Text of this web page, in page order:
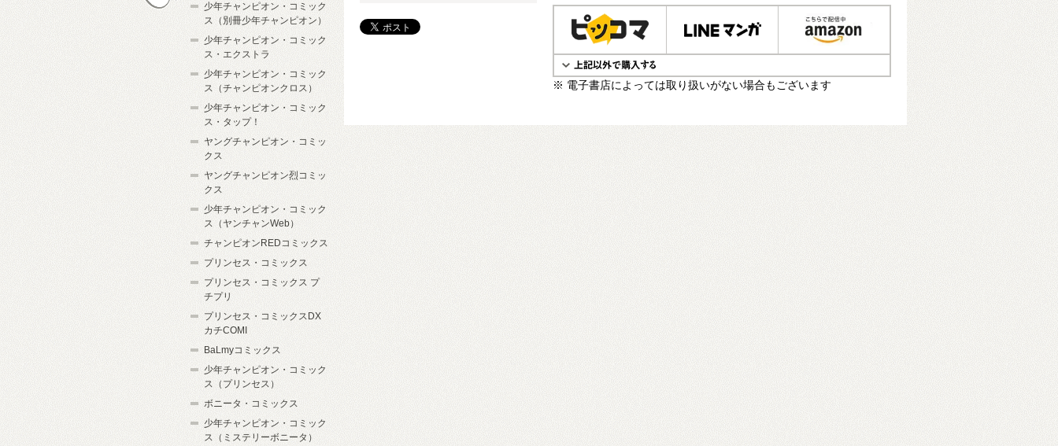
電子書籍で購入
※ 電子書店によっては取り扱いがない場合もございます
少年チャンピオン・コミック
ス（別冊少年チャンピオン）
少年チャンピオン・コミック
ス・エクストラ
少年チャンピオン・コミック
ス（チャンピオンクロス）
少年チャンピオン・コミック
ス・タップ！
ヤングチャンピオン・コミッ
クス
ヤングチャンピオン烈コミッ
クス
少年チャンピオン・コミック
ス（ヤンチャンWeb）
チャンピオンREDコミックス
プリンセス・コミックス
プリンセス・コミックス プ
チプリ
プリンセス・コミックスDX
カチCOMI
BaLmyコミックス
少年チャンピオン・コミック
ス（プリンセス）
ボニータ・コミックス
少年チャンピオン・コミック
ス（ミステリーボニータ）